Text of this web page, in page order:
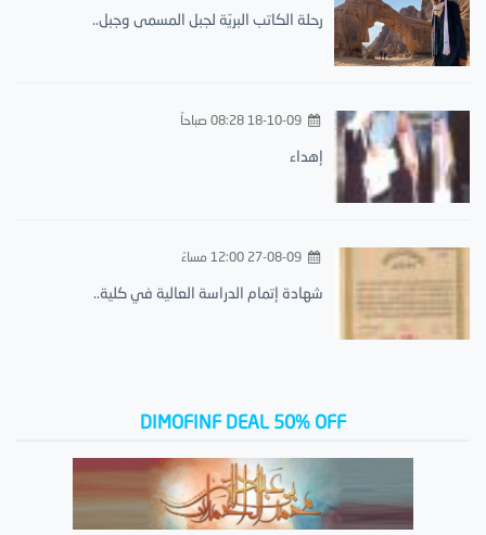
رحلة الكاتب البريّة لجبل المسمى وجبل..
18-10-09 08:28 صباحاً
إهداء
27-08-09 12:00 مساءً
شهادة إتمام الدراسة العالية في كلية..
DIMOFINF DEAL 50% OFF